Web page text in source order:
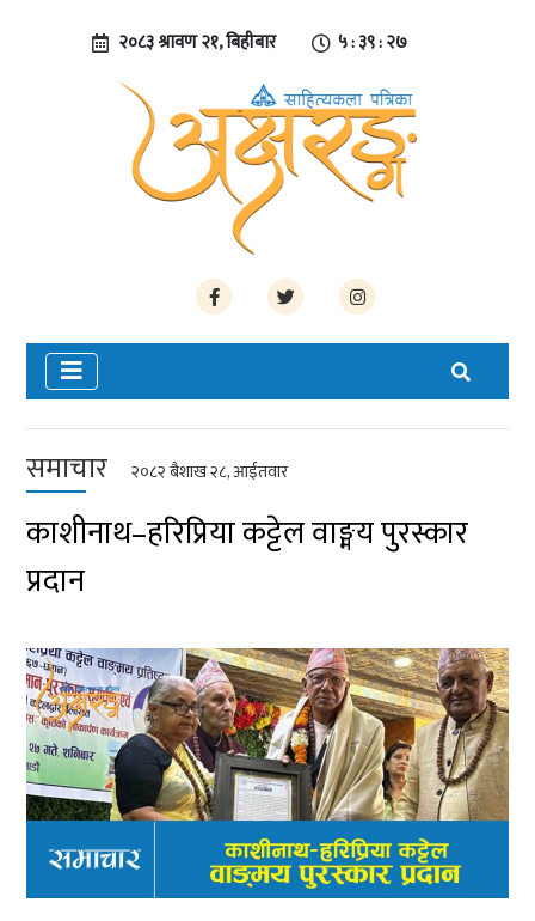
२०८३ श्रावण २१, बिहीबार ५ : ३९ : २८
समाचार २०८२ बैशाख २८, आईतवार
काशीनाथ–हरिप्रिया कट्टेल वाङ्मय पुरस्कार
प्रदान